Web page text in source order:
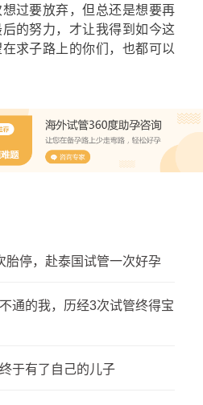
过要放弃，但总还是想要再
的努力，才让我得到如今这
求子路上的你们，也都可以
胎停，赴泰国试管一次好孕
通的我，历经3次试管终得宝
于有了自己的儿子